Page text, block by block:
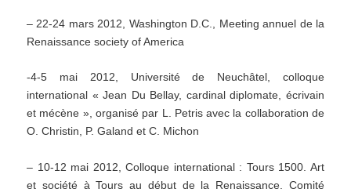
– 22-24 mars 2012, Washington D.C., Meeting annuel de la
Renaissance society of America
-4-5 mai 2012, Université de Neuchâtel, colloque
international « Jean Du Bellay, cardinal diplomate, écrivain
et mécène », organisé par L. Petris avec la collaboration de
O. Christin, P. Galand et C. Michon
– 10-12 mai 2012, Colloque international : Tours 1500. Art
et société à Tours au début de la Renaissance. Comité